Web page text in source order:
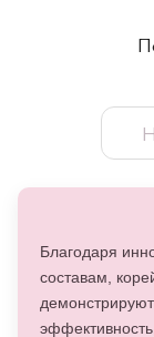
Благодаря
составам,